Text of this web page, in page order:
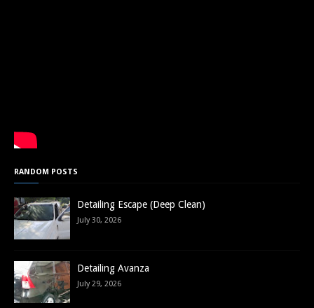
RANDOM POSTS
Detailing Escape (Deep Clean)
July 30, 2026
Detailing Avanza
July 29, 2026